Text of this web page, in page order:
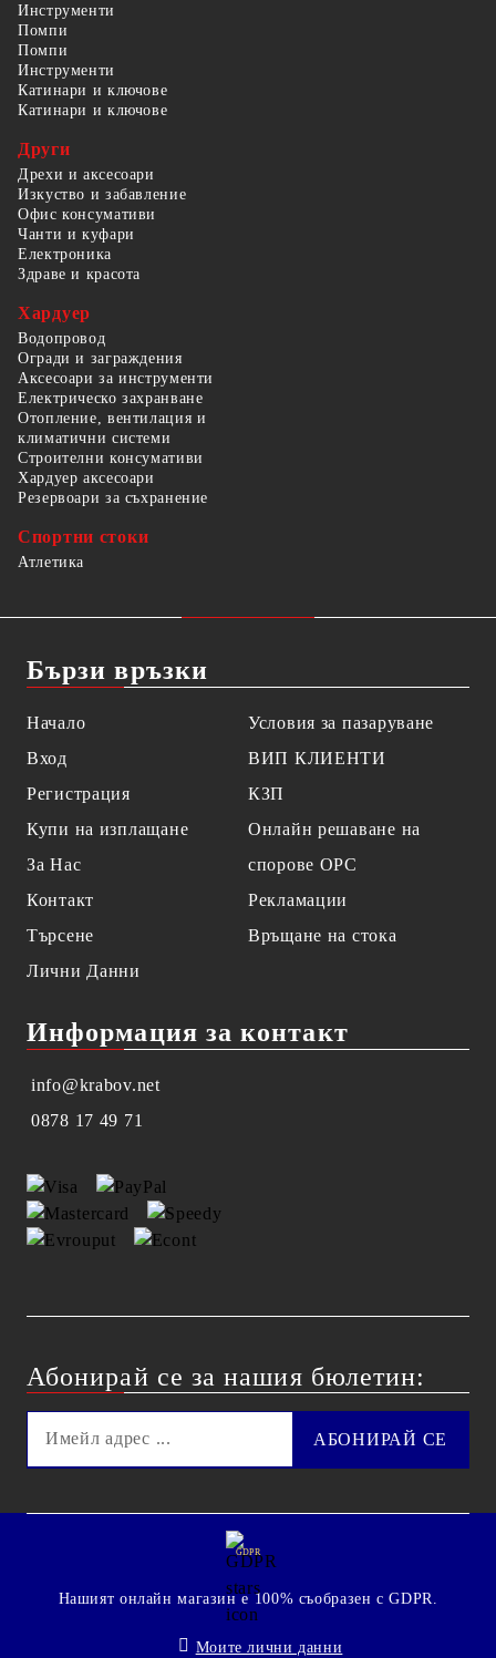
Инструменти
Помпи
Помпи
Инструменти
Катинари и ключове
Катинари и ключове
Други
Дрехи и аксесоари
Изкуство и забавление
Офис консумативи
Чанти и куфари
Електроника
Здраве и красота
Хардуер
Водопровод
Огради и заграждения
Аксесоари за инструменти
Електрическо захранване
Отопление, вентилация и
климатични системи
Строителни консумативи
Хардуер аксесоари
Резервоари за съхранение
Спортни стоки
Атлетика
Бързи връзки
Начало
Вход
Регистрация
Купи на изплащане
За Нас
Контакт
Търсене
Лични Данни
Условия за пазаруване
ВИП КЛИЕНТИ
КЗП
Онлайн решаване на
спорове OPC
Рекламации
Връщане на стока
Информация за контакт
info@krabov.net
0878 17 49 71
Абонирай се за нашия бюлетин:
GDPR
Нашият онлайн магазин е 100% съобразен с GDPR.
Моите лични данни